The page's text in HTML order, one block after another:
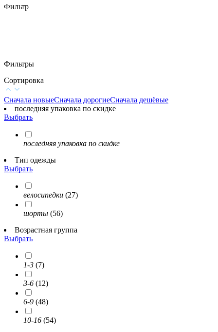
Фильтр
Фильтры
Сортировка
Сначала новыеСначала дорогиеСначала дешёвые
последняя упаковка по скидке
Выбрать
последняя упаковка по скидке
Тип одежды
Выбрать
велосипедки (27)
шорты (56)
Возрастная группа
Выбрать
1-3 (7)
3-6 (12)
6-9 (48)
10-16 (54)